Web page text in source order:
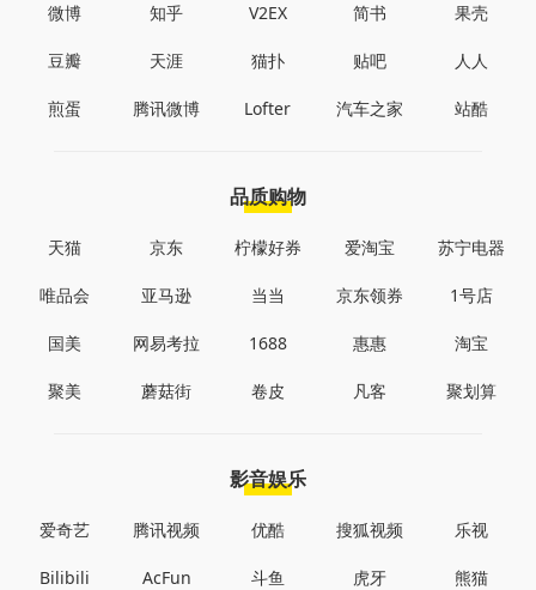
微博 知乎 V2EX 简书 果壳
豆瓣 天涯 猫扑 贴吧 人人
煎蛋 腾讯微博 Lofter 汽车之家 站酷
品质购物
天猫 京东 柠檬好券 爱淘宝 苏宁电器
唯品会 亚马逊 当当 京东领券 1号店
国美 网易考拉 1688 惠惠 淘宝
聚美 蘑菇街 卷皮 凡客 聚划算
影音娱乐
爱奇艺 腾讯视频 优酷 搜狐视频 乐视
Bilibili AcFun 斗鱼 虎牙 熊猫